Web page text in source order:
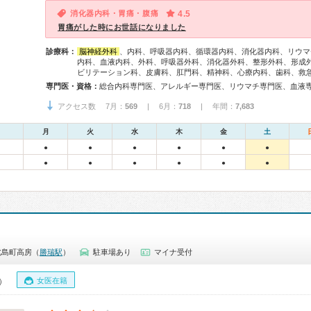
消化器内科・胃痛・腹痛 4.5
胃痛がした時にお世話になりました
診療科： 脳神経外科
、内科、呼吸器内科、循環器内科、消化器内科、リウ
内科、血液内科、外科、呼吸器外科、消化器外科、整形外科、形成
ビリテーション科、皮膚科、肛門科、精神科、心療内科、歯科、救
専門医・資格：
アクセス数 7月： 569 | 6月： 718 | 年間： 7,683
月 火 水 木 金 土
● ● ● ● ●
●
●
● ● ● ● ●
町高房（ 勝瑞駅 ） 駐車場あり マイナ受付
女医在籍